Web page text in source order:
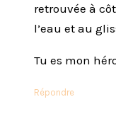
retrouvée à
l’eau et au
Tu es mon
Répondre